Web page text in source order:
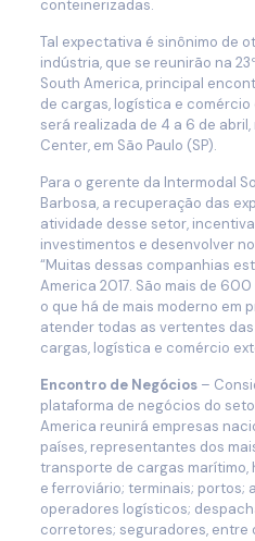
conteinerizadas.
Tal expectativa é sinônimo de
indústria, que se reunirão na
South America, principal
de cargas, logística e
será realizada de 4 a 6 de abril,
Center, em São Paulo (SP).
Para o gerente da Intermodal
Barbosa, a recuperação das
atividade desse setor,
investimentos e desenvolver
“Muitas dessas companhias
America 2017. São mais de
o que há de mais moderno em
atender todas as vertentes
cargas, logística e comércio
Encontro de Negócios–
plataforma de negócios do
America reunirá empresas
países, representantes dos
transporte de cargas marítimo,
e ferroviário; terminais; portos;
operadores logísticos;
corretores; seguradores, entre